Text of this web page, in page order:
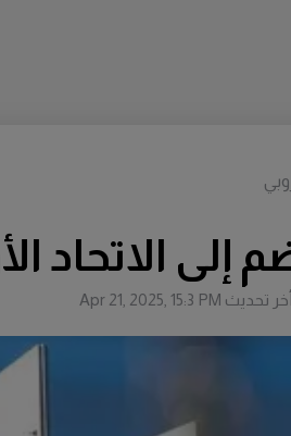
أخر تحديث Apr 21, 2025, 15:3 PM
إلى الاتحاد